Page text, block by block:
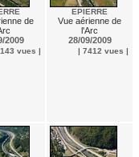
de
2009
vues |
EPIERRE
Vue aérienne de
l'Arc
28/09/2009
| 7412 vues |